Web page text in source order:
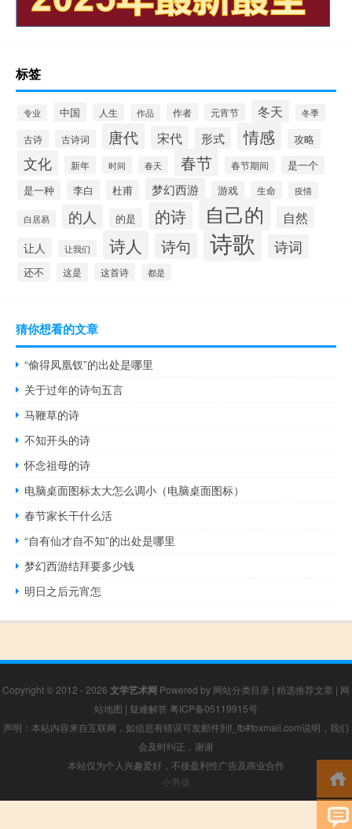
标签
专业 中国 人生 作品 作者 元宵节 冬天 冬季
古诗 古诗词 唐代 宋代 形式 情感 攻略
文化 新年 时间 春天 春节 春节期间 是一个
是一种 李白 杜甫 梦幻西游 游戏 生命 疫情
白居易 的人 的是 的诗 自己的 自然
让人 让我们 诗人 诗句 诗歌 诗词
还不 这是 这首诗 都是
猜你想看的文章
“偷得凤凰钗”的出处是哪里
关于过年的诗句五言
马鞭草的诗
不知开头的诗
怀念祖母的诗
电脑桌面图标太大怎么调小（电脑桌面图标）
春节家长干什么活
“自有仙才自不知”的出处是哪里
梦幻西游结拜要多少钱
明日之后元宵怎
Copyright © 2012 - 2026 文学艺术网 Powered by 网站分类目录 | 精选推荐文章 | 网
站地图 | 疑难解答 粤ICP备05119915号
声明：本站内容来自互联网，如信息有错误可发邮件到f_fb#foxmail.com说明，我们
会及时纠正，谢谢
本站仅为个人兴趣爱好，不接盈利性广告及商业合作
小男孩